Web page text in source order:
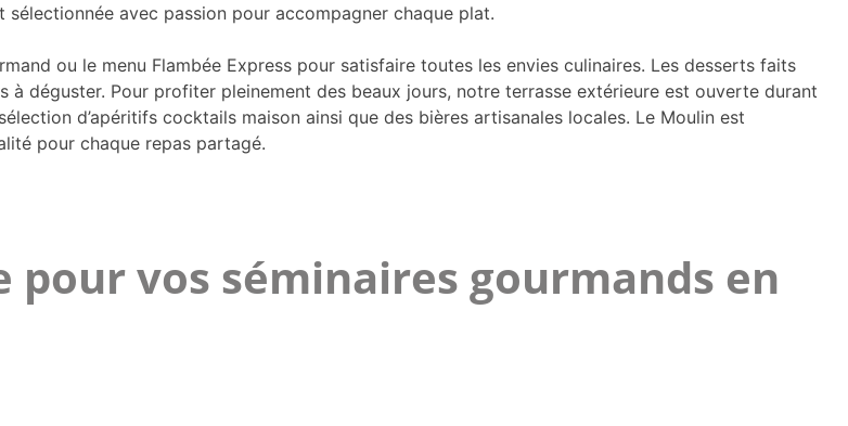
avec passion pour accompagner chaque plat.
ou le menu Flambée Express pour satisfaire toutes les envies culinaires. Les desserts faits
à déguster. Pour profiter pleinement des beaux jours, notre terrasse extérieure est ouverte durant
d’apéritifs cocktails maison ainsi que des bières artisanales locales. Le Moulin est
pour chaque repas partagé.
pour vos séminaires gourmands en